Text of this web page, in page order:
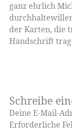
ganz ehrlich
der Karten, die
Handschrift
Schreibe
Deine E-Mail-
Erforderliche